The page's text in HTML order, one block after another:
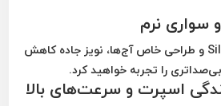
سواری نرم
و طراحی خاص آج‌ها، نویز جاده کاهش
را تجربه خواهید کرد.
اسپرت و سرعت‌های بالا